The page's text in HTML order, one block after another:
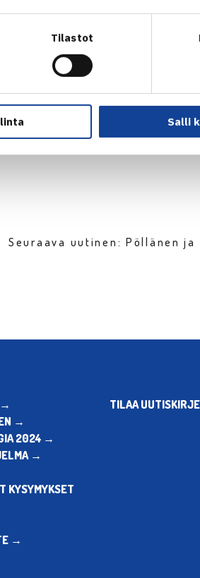
Tilastot
Salli
Katriina Saarinen
Seuraava uutinen: Pöllänen ja
→
→
2024 →
→
KYSYMYKSET
→
TILAA